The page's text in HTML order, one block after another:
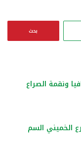
ن
ونقمة الصراع
الخميني السم